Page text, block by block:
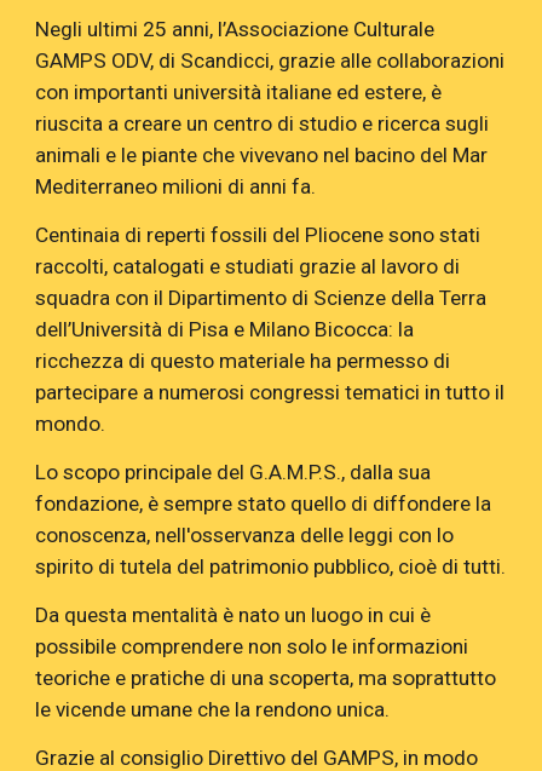
Negli ultimi 25 anni, l’Associazione Culturale
GAMPS ODV, di Scandicci, grazie alle collaborazioni
con importanti università italiane ed estere, è
riuscita a creare un centro di studio e ricerca sugli
animali e le piante che vivevano nel bacino del Mar
Mediterraneo milioni di anni fa.
Centinaia di reperti fossili del Pliocene sono stati
raccolti, catalogati e studiati grazie al lavoro di
squadra con il Dipartimento di Scienze della Terra
dell’Università di Pisa e Milano Bicocca: la
ricchezza di questo materiale ha permesso di
partecipare a numerosi congressi tematici in tutto il
mondo.
Lo scopo principale del G.A.M.P.S., dalla sua
fondazione, è sempre stato quello di diffondere la
conoscenza, nell'osservanza delle leggi con lo
spirito di tutela del patrimonio pubblico, cioè di tutti.
Da questa mentalità è nato un luogo in cui è
possibile comprendere non solo le informazioni
teoriche e pratiche di una scoperta, ma soprattutto
le vicende umane che la rendono unica.
Grazie al consiglio Direttivo del GAMPS, in modo